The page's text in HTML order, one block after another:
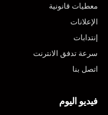
معطيات قانونية
الإعلانات
إنتدابات
سرعة تدفق الانترنت
اتصل بنا
فيديو اليوم